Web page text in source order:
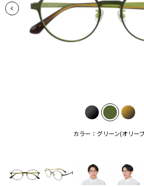
カラー：グリーン(オリー